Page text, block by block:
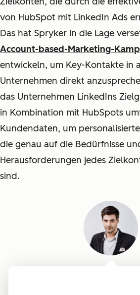
von HubSpot mit LinkedIn Ads
Das hat Spryker in die Lage
Account-based-Marketing-
entwickeln, um Key-Kontakte in
Unternehmen direkt
das Unternehmen LinkedIns
in Kombination mit HubSpots
Kundendaten, um
die genau auf die Bedürfnisse
Herausforderungen jedes
sind.